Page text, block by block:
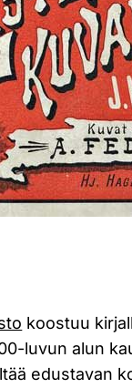
koostuu
luvun alun
edustavan